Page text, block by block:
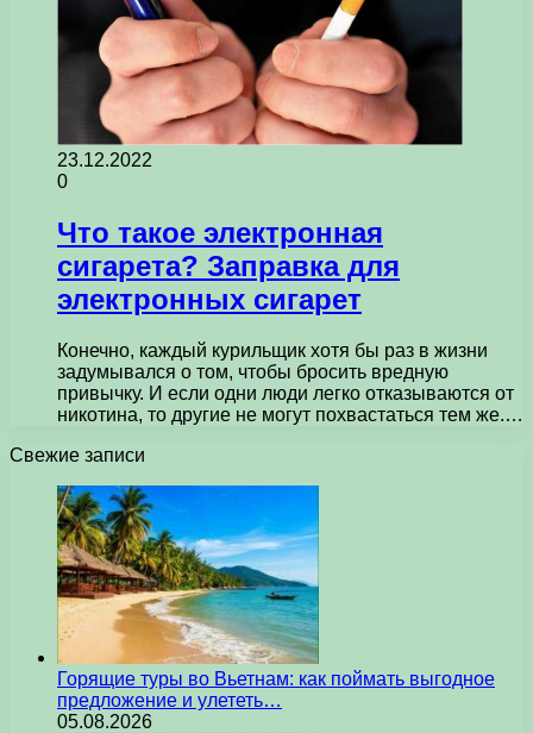
23.12.2022
0
Что такое электронная
сигарета? Заправка для
электронных сигарет
Конечно, каждый курильщик хотя бы раз в жизни
задумывался о том, чтобы бросить вредную
привычку. И если одни люди легко отказываются от
никотина, то другие не могут похвастаться тем же.…
Свежие записи
Горящие туры во Вьетнам: как поймать выгодное
предложение и улететь…
05.08.2026